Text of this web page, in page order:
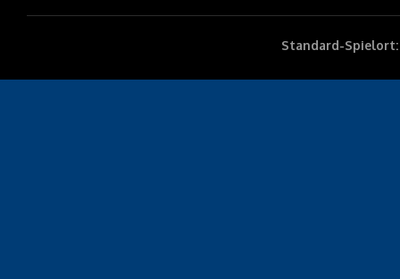
Standard-Spielort: